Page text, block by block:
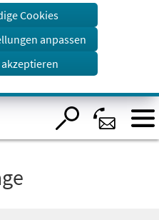
Cookies
anpassen